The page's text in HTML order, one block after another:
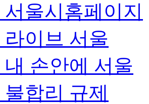
서울시홈페이지
라이브 서울
내 손안에 서울
불합리 규제